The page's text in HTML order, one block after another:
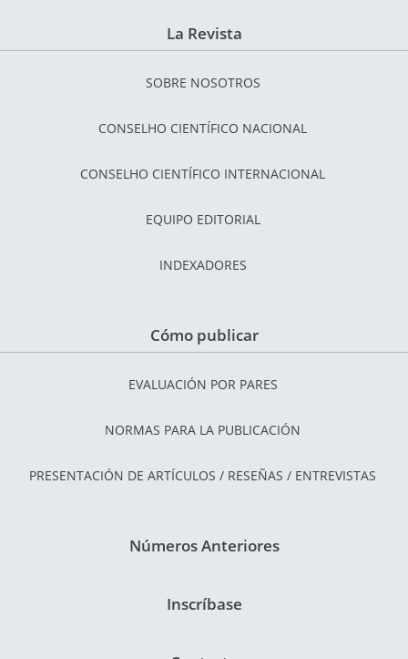
La Revista
SOBRE NOSOTROS
CONSELHO CIENTÍFICO NACIONAL
CONSELHO CIENTÍFICO INTERNACIONAL
EQUIPO EDITORIAL
INDEXADORES
Cómo publicar
EVALUACIÓN POR PARES
NORMAS PARA LA PUBLICACIÓN
PRESENTACIÓN DE ARTÍCULOS / RESEÑAS / ENTREVISTAS
Números Anteriores
Inscríbase